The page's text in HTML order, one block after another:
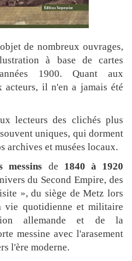
de nombreux ouvrages,
à base de cartes
1900. Quant aux
acteurs, il n'en a jamais été
lecteurs des clichés plus
uniques, qui dorment
archives et musées locaux.
messins de 1840 à 1920
du Second Empire, des
», du siège de Metz lors
vie quotidienne et militaire
allemande et de la
messine avec l'arasement
l'ère moderne.